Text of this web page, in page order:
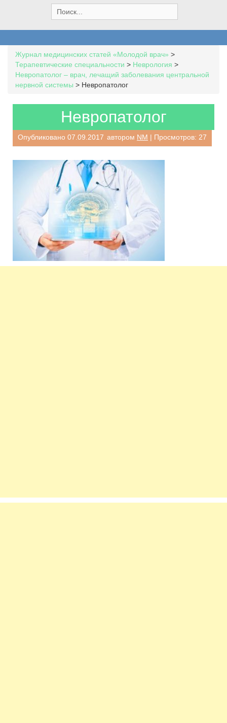
e
a
h
f
o
r
Журнал медицинских статей «Молодой врач» >
Терапевтические специальности > Неврология >
Невропатолог – врач, лечащий заболевания центральной
нервной системы > Невропатолог
Невропатолог
Опубликовано 07.09.2017 автором NM | Просмотров: 27